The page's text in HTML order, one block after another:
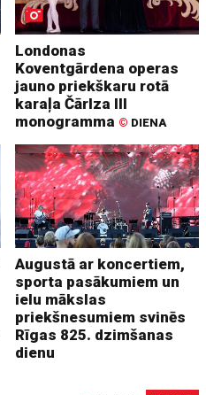
Londonas
Koventgārdena operas
jauno priekškaru rotā
karaļa Čārlza III
monogramma © DIENA
Augustā ar koncertiem,
sporta pasākumiem un
ielu mākslas
priekšnesumiem svinēs
Rīgas 825. dzimšanas
dienu